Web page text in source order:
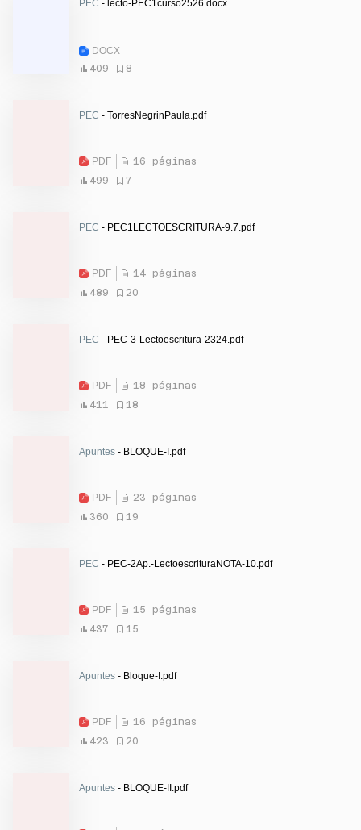
PEC - lecto-PEC1curso2526.docx
DOCX
409
8
PEC - TorresNegrinPaula.pdf
PDF
16 páginas
499
7
PEC - PEC1LECTOESCRITURA-9.7.pdf
PDF
14 páginas
489
20
PEC - PEC-3-Lectoescritura-2324.pdf
PDF
18 páginas
411
18
Apuntes - BLOQUE-I.pdf
PDF
23 páginas
360
19
PEC - PEC-2Ap.-LectoescrituraNOTA-10.pdf
PDF
15 páginas
437
15
Apuntes - Bloque-I.pdf
PDF
16 páginas
423
20
Apuntes - BLOQUE-II.pdf